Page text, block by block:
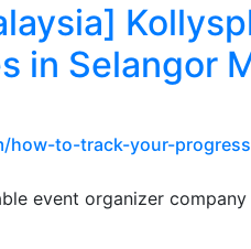
in Selangor
how-to-track-your-
event organizer